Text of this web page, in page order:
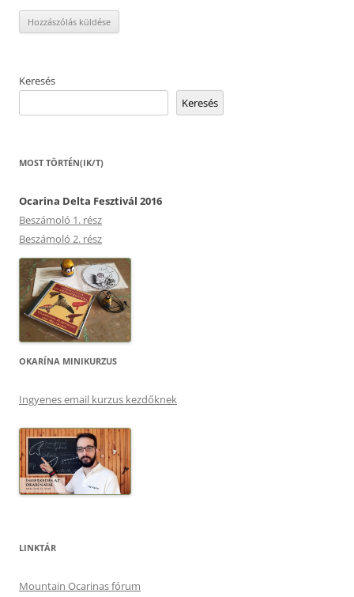
Keresés
Keresés
MOST TÖRTÉN(IK/T)
Ocarina Delta Fesztivál 2016
Beszámoló 1. rész
Beszámoló 2. rész
OKARÍNA MINIKURZUS
Ingyenes email kurzus kezdőknek
LINKTÁR
Mountain Ocarinas fórum